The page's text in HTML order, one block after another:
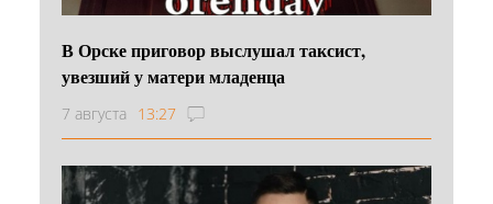
В Орске приговор выслушал таксист,
увезший у матери младенца
7 августа 13:27